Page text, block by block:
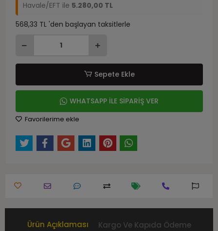
Havale/EFT ile 5.280,00 TL
568,33 TL 'den başlayan taksitlerle
Sepete Ekle
WHATSAPP İLE SİPARİŞ VER
Favorilerime ekle
Ürün Açıklaması Kargo Ve Kapıda Ödeme